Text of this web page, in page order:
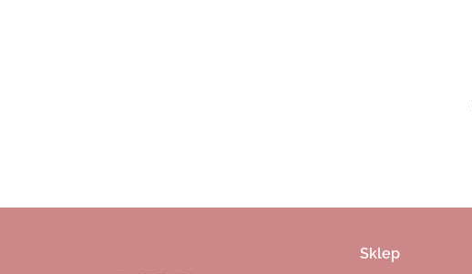
Sklep